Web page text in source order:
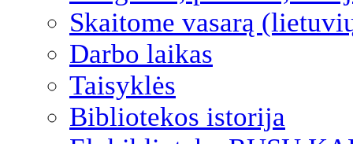
Skaitome vasarą
Darbo laikas
Taisyklės
Bibliotekos istorija